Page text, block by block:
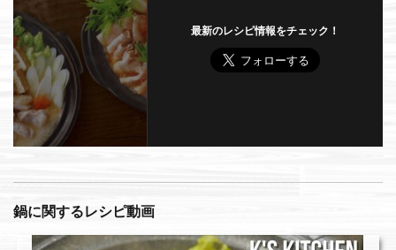
最新のレシピ情報をチェック！
鍋に関するレシピ動画